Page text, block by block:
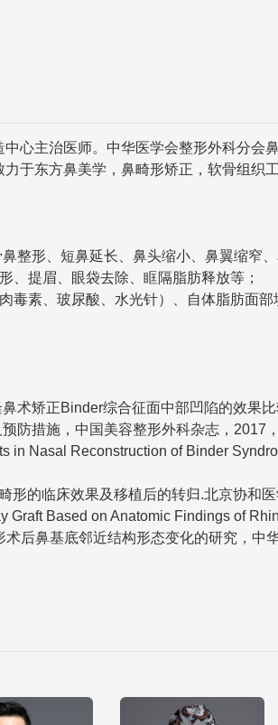
主治医师。中华医学会整形外科分会
于东方鼻美学，鼻畸形矫正，软骨组
形、短鼻延长、鼻头缩小、鼻翼缩窄、
提眉、眼袋去除、眶隔脂肪释放等；
素、玻尿酸、水光针）、自体脂肪面部
矫正Binder综合征面中部凹陷的效果
措施，中国美容整形外科杂志，2017
Nasal Reconstruction of Binder
的临床效果及移植后的转归.北京协和医
Based on Anatomic Findings of
鼻基底邻近结构形态变化的研究，中